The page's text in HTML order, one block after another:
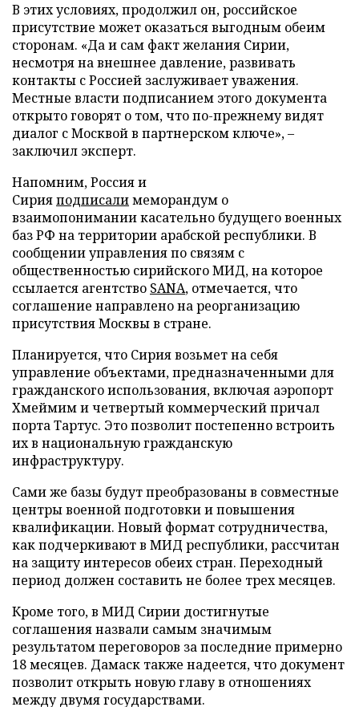
В этих условиях, продолжил он, российское
присутствие может оказаться выгодным обеим
сторонам. «Да и сам факт желания Сирии,
несмотря на внешнее давление, развивать
контакты с Россией заслуживает уважения.
Местные власти подписанием этого документа
открыто говорят о том, что по-прежнему видят
диалог с Москвой в партнерском ключе», –
заключил эксперт.
Напомним, Россия и
Сирияподписалимеморандум о
взаимопонимании касательно будущего военных
баз РФ на территории арабской республики. В
сообщении управления по связям с
общественностью сирийского МИД, на которое
ссылается агентство SANA, отмечается, что
соглашение направлено на реорганизацию
присутствия Москвы в стране.
Планируется, что Сирия возьмет на себя
управление объектами, предназначенными для
гражданского использования, включая аэропорт
Хмеймим и четвертый коммерческий причал
порта Тартус. Это позволит постепенно встроить
их в национальную гражданскую
инфраструктуру.
Сами же базы будут преобразованы в совместные
центры военной подготовки и повышения
квалификации. Новый формат сотрудничества,
как подчеркивают в МИД республики, рассчитан
на защиту интересов обеих стран. Переходный
период должен составить не более трех месяцев.
Кроме того, в МИД Сирии достигнутые
соглашения назвали самым значимым
результатом переговоров за последние примерно
18 месяцев. Дамаск также надеется, что документ
позволит открыть новую главу в отношениях
между двумя государствами.